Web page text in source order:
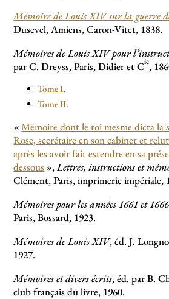
Mémoire de Louis XIV sur la guerre
Dusevel, Amiens, Caron-Vitet, 1838.
Mémoires de Louis XIV pour
par C. Dreyss, Paris, Didier et Cie,
Tome I.
Tome II.
«Mémoire dont le roi mesme dicta la
Rose, secrétaire en son cabinet et
après les avoir fait estendre en sa
dessous »,Lettres, instructions et
Clément, Paris, imprimerie impériale,
Mémoires pour les années 1661 et 1666
Paris, Bossard, 1923.
Mémoires de Louis XIV, éd. J.
1927.
Mémoires et divers écrits, éd. par B.
club français du livre, 1960.